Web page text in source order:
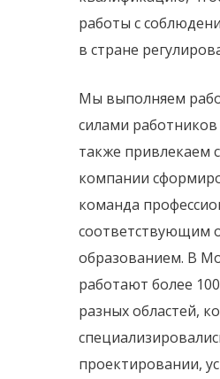
работы с
в стране
Мы выполняем
силами
также привлекаем
компании
команда
соответствующим
образованием. В
работают более
разных областей,
проектировании,